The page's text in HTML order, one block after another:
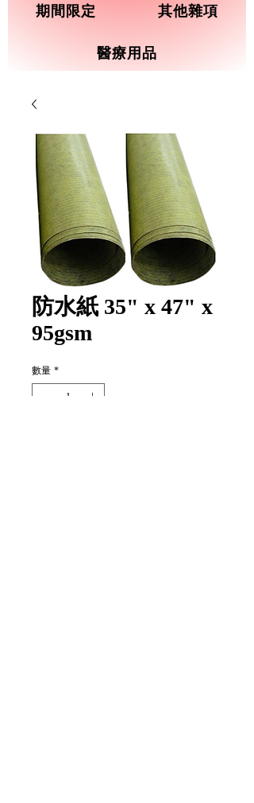
期間限定 其他雜項
醫療用品
防水紙 35" x 47" x
95gsm
數量 *